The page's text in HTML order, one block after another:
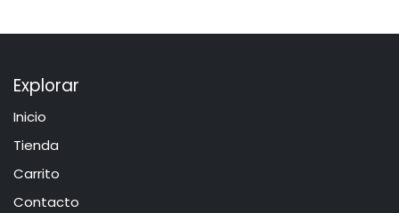
Explorar
Inicio
​​​Tie​n​d​a
Carrito
Contacto